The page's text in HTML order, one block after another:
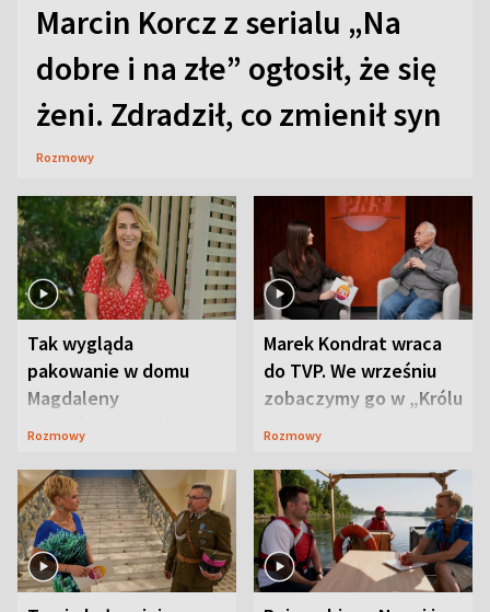
Marcin Korcz z serialu „Na
dobre i na złe” ogłosił, że się
żeni. Zdradził, co zmienił syn
Rozmowy
Tak wygląda
pakowanie w domu
Magdaleny
Waligórskiej-Lisieckiej.
Rozmowy
Marek Kondrat wraca
do TVP. We wrześniu
zobaczymy go w „Królu
Maciusiu I”
Rozmowy